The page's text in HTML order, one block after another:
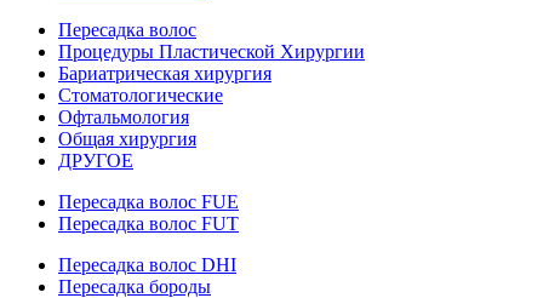
Пересадка волос
Процедуры Пластической Хирургии
Бариатрическая хирургия
Стоматологические
Офтальмология
Общая хирургия
ДРУГОЕ
Пересадка волос FUE
Пересадка волос FUT
Пересадка волос DHI
Пересадка бороды